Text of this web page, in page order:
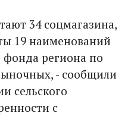
34 соцмагазина,
19 наименований
фонда региона по
- сообщили
сельского
с